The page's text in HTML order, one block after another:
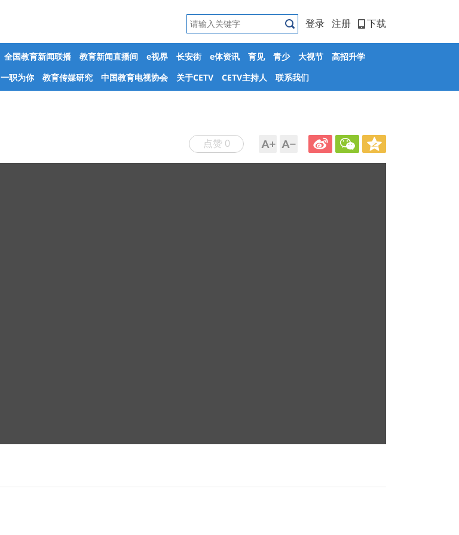
登录 注册 下载
全国教育新闻联播 教育新闻直播间 e视界 长安街 e体资讯 育见 青少 大视节
高招升学
一职为你 教育传媒研究 中国教育电视协会 关于CETV CETV主持人 联系我们
点赞 0